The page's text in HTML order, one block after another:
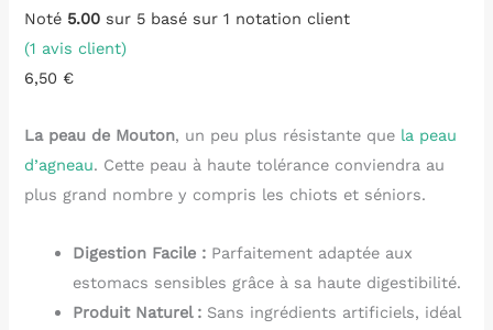
Noté 5.00 sur 5 basé sur1 notation client
(1 avis client)
6,50 €
La peau de Mouton, un peu plus résistante que la peau
d’agneau. Cette peau à haute tolérance conviendra au
plus grand nombre y compris les chiots et séniors.
Digestion Facile : Parfaitement adaptée aux
estomacs sensibles grâce à sa haute digestibilité.
Produit Naturel : Sans ingrédients artificiels, idéal